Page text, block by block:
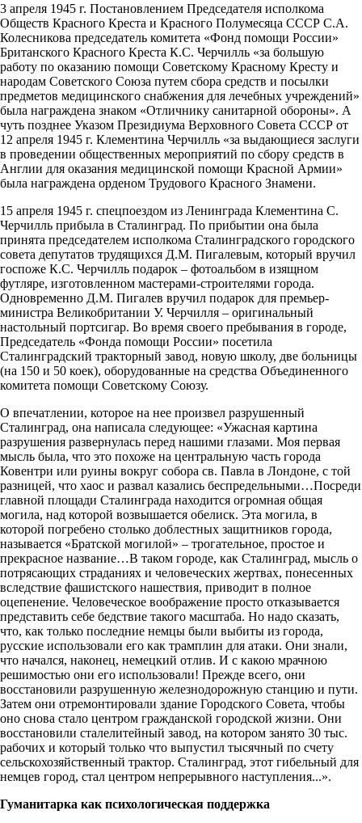
3 апреля 1945 г. Постановлением Председателя исполкома
Обществ Красного Креста и Красного Полумесяца СССР С.А.
Колесникова председатель комитета «Фонд помощи России»
Британского Красного Креста К.С. Черчилль «за большую
работу по оказанию помощи Советскому Красному Кресту и
народам Советского Союза путем сбора средств и посылки
предметов медицинского снабжения для лечебных учреждений»
была награждена знаком «Отличнику санитарной обороны». А
чуть позднее Указом Президиума Верховного Совета СССР от
12 апреля 1945 г. Клементина Черчилль «за выдающиеся заслуги
в проведении общественных мероприятий по сбору средств в
Англии для оказания медицинской помощи Красной Армии»
была награждена орденом Трудового Красного Знамени.
15 апреля 1945 г. спецпоездом из Ленинграда Клементина С.
Черчилль прибыла в Сталинград. По прибытии она была
принята председателем исполкома Сталинградского городского
совета депутатов трудящихся Д.М. Пигалевым, который вручил
госпоже К.С. Черчилль подарок – фотоальбом в изящном
футляре, изготовленном мастерами-строителями города.
Одновременно Д.М. Пигалев вручил подарок для премьер-
министра Великобритании У. Черчилля – оригинальный
настольный портсигар. Во время своего пребывания в городе,
Председатель «Фонда помощи России» посетила
Сталинградский тракторный завод, новую школу, две больницы
(на 150 и 50 коек), оборудованные на средства Объединенного
комитета помощи Советскому Союзу.
О впечатлении, которое на нее произвел разрушенный
Сталинград, она написала следующее: «Ужасная картина
разрушения развернулась перед нашими глазами. Моя первая
мысль была, что это похоже на центральную часть города
Ковентри или руины вокруг собора св. Павла в Лондоне, с той
разницей, что хаос и развал казались беспредельными…Посреди
главной площади Сталинграда находится огромная общая
могила, над которой возвышается обелиск. Эта могила, в
которой погребено столько доблестных защитников города,
называется «Братской могилой» – трогательное, простое и
прекрасное название…В таком городе, как Сталинград, мысль о
потрясающих страданиях и человеческих жертвах, понесенных
вследствие фашистского нашествия, приводит в полное
оцепенение. Человеческое воображение просто отказывается
представить себе бедствие такого масштаба. Но надо сказать,
что, как только последние немцы были выбиты из города,
русские использовали его как трамплин для атаки. Они знали,
что начался, наконец, немецкий отлив. И с какою мрачною
решимостью они его использовали! Прежде всего, они
восстановили разрушенную железнодорожную станцию и пути.
Затем они отремонтировали здание Городского Совета, чтобы
оно снова стало центром гражданской городской жизни. Они
восстановили сталелитейный завод, на котором занято 30 тыс.
рабочих и который только что выпустил тысячный по счету
сельскохозяйственный трактор. Сталинград, этот гибельный для
немцев город, стал центром непрерывного наступления...».
Гуманитарка как психологическая поддержка